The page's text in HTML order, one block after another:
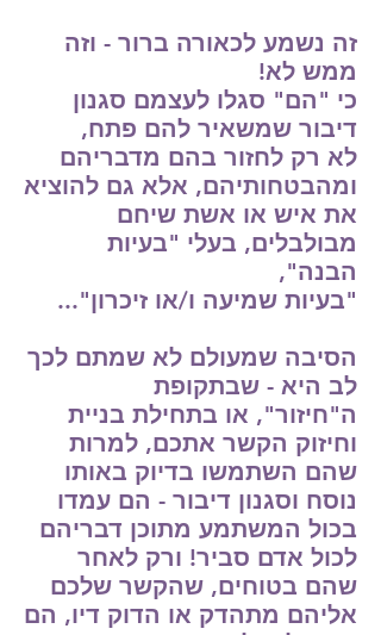
זה נשמע לכאורה ברור - וזה
ממש לא!
כי "הם" סגלו לעצמם סגנון
דיבור שמשאיר להם פתח,
לא רק לחזור בהם מדבריהם
ומהבטחותיהם, אלא גם להוציא
את איש או אשת שיחם
מבולבלים, בעלי "בעיות
הבנה",
"בעיות שמיעה ו/או זיכרון"...
הסיבה שמעולם לא שמתם לכך
לב היא - שבתקופת
ה"חיזור", או בתחילת בניית
וחיזוק הקשר אתכם, למרות
שהם השתמשו בדיוק באותו
נוסח וסגנון דיבור - הם עמדו
בכול המשתמע מתוכן דבריהם
לכול אדם סביר! ורק לאחר
שהם בטוחים, שהקשר שלכם
אליהם מתהדק או הדוק דיו, הם